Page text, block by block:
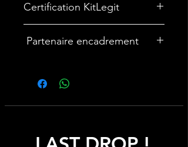
Certification KitLegit
Partenaire encadrement
🎨Vous souhaitez encadrer votre
maillot ? Nous avons un partenariat
My Goat propose des cadres pour